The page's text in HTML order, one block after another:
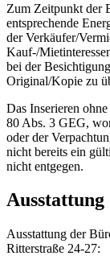
Zum Zeitpunkt der
entsprechende
der Verkäufer/
Kauf-/
bei der
Original/Kopie zu
Das Inserieren
80 Abs. 3 GEG,
oder der
nicht bereits ein
nicht entgegen.
Ausstattung
Ausstattung der
Ritterstraße 24-27: